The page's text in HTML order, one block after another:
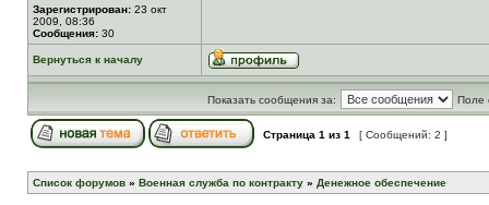
Зарегистрирован: 23 окт
2009, 08:36
Сообщения: 30
Вернуться к началу
Показать сообщения за: Поле
Страница 1 из 1 [ Сообщений: 2 ]
Список форумов » Военная служба по контракту » Денежное обеспечение